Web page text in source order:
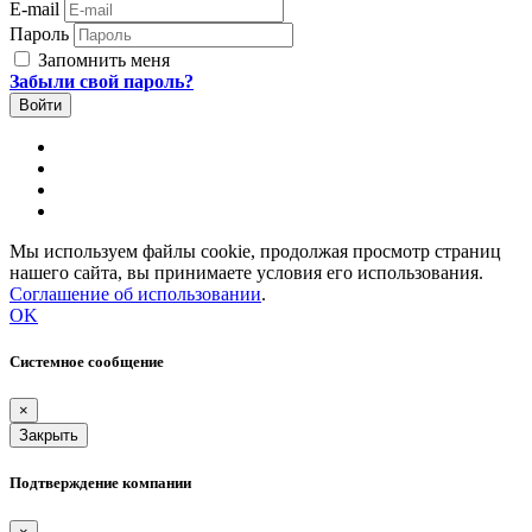
E-mail
Пароль
Запомнить меня
Забыли свой пароль?
Мы используем файлы cookie, продолжая просмотр страниц
нашего сайта, вы принимаете условия его использования.
Соглашение об использовании.
OK
Системное сообщение
×
Закрыть
Подтверждение компании